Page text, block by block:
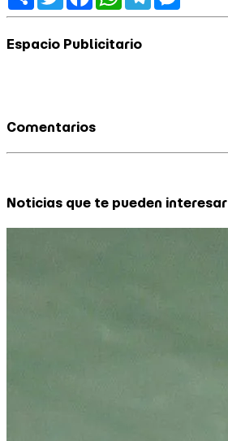
Espacio Publicitario
Comentarios
Noticias que te pueden interesar